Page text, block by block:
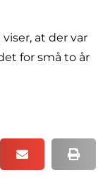
at der var
for små to år